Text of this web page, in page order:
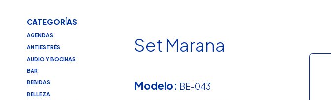
CATEGORÍAS
AGENDAS
ANTIESTRÉS
AUDIO Y BOCINAS
BAR
BEBIDAS
BELLEZA
Set Marana
Modelo: BE-043